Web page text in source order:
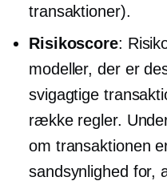
transaktioner).
Risikoscore:
modeller, der er
svigagtige
række regler.
om transaktionen
sandsynlighed for,